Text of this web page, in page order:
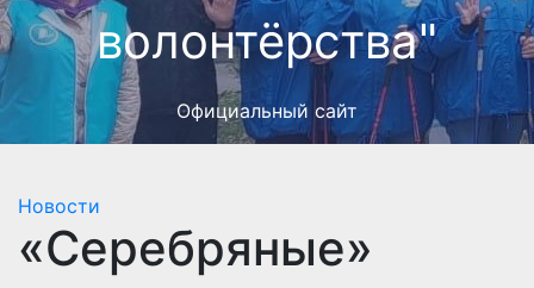
волонтёрства"
Официальный сайт
Новости
«Серебряные»